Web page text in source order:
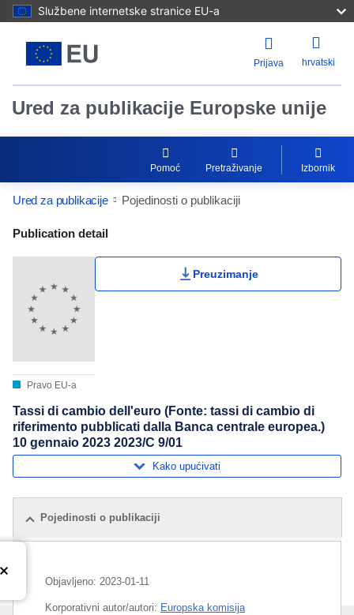
Službene internetske stranice EU-a
Prijava hrvatski
Ured za publikacije Europske unije
Pomoć Pretraživanje Izbornik
Ured za publikacije Pojedinosti o publikaciji
Publication Detail Actions Portlet
Publication detail
Pravo EU-a
Preuzimanje
Tassi di cambio dell'euro (Fonte: tassi di cambio di
riferimento pubblicati dalla Banca centrale europea.)
10 gennaio 2023 2023/C 9/01
Kako upućivati
Pojedinosti o publikaciji
Objavljeno: 2023-01-11
Korporativni autor/autori: Europska komisija